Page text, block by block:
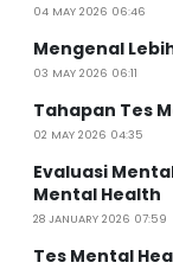
04 MAY 2026 06:46
Mengenal
03 MAY 2026 06:11
Tahapan Tes
02 MAY 2026 04:35
Evaluasi
Mental Health
28 JANUARY 2026 07:59
Tes Mental